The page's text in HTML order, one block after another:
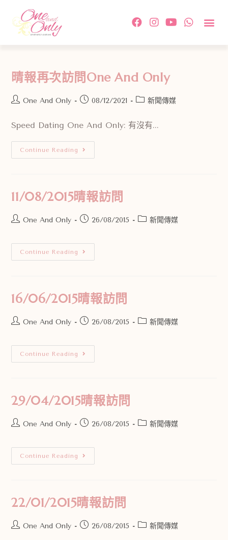
晴報再次訪問One And Only
One And Only 08/12/2021 新聞傳媒
Speed Dating One And Only: 有沒有...
Continue Reading
11/08/2015晴報訪問
One And Only 26/08/2015 新聞傳媒
Continue Reading
16/06/2015晴報訪問
One And Only 26/08/2015 新聞傳媒
Continue Reading
29/04/2015晴報訪問
One And Only 26/08/2015 新聞傳媒
Continue Reading
22/01/2015晴報訪問
One And Only 26/08/2015 新聞傳媒